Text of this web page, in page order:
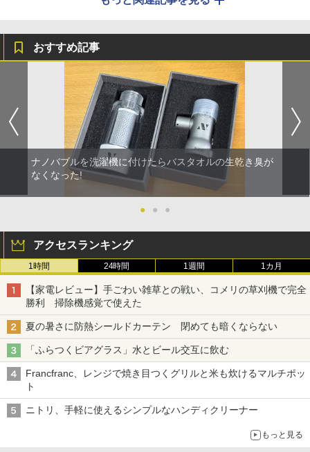
おすすめ記事
ナノバブルを洗濯機に付けたらバスタオルの生乾き臭が
なくなった!
● ● ●
アクセスランキング
1時間 24時間 1週間 1カ月
【家電レビュー】手ごわい雑草との戦い、コメリの草刈機で完全
勝利 掃除機感覚で使えた
夏の暑さに防熱シールドカーテン 閉めても暗くならない
「ふらつくビアグラス」水とビール交互に飲む
Francfranc、レンジで焼き目つくグリルと米も炊けるマルチポッ
ト
ニトリ、手軽に使えるシンプルなハンディクリーナー
もっと見る